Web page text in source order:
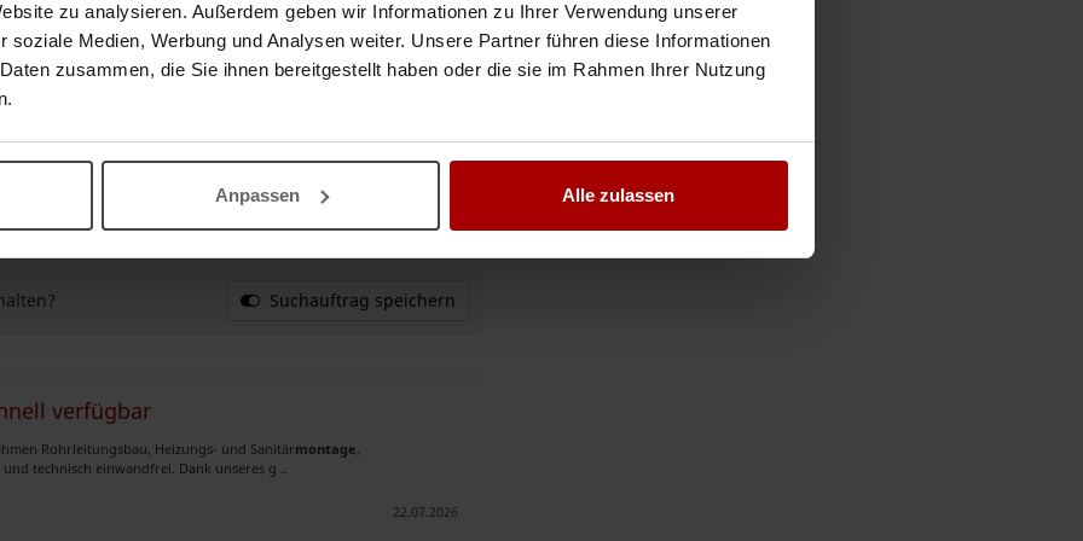
zu analysieren. Außerdem geben wir Informationen zu Ihrer Verwendung unserer
soziale Medien, Werbung und Analysen weiter. Unsere Partner führen diese Informationen
zusammen, die Sie ihnen bereitgestellt haben oder die sie im Rahmen Ihrer Nutzung
Anpassen Alle zulassen
Fachkräfte
und Innenausbau, Türen- und Fenster
Dank unseres großen Netz ..
Suchauftrag speichern
verfügbar
Rohrleitungsbau, Heizungs- und Sanitärmontage
technisch einwandfrei. Dank unseres g ..
22.07.2026